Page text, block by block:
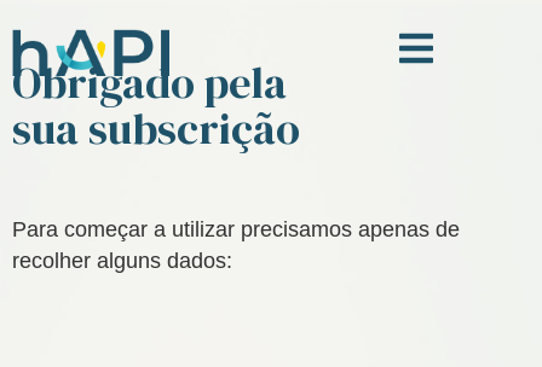
Obrigado pela
sua subscrição
Para começar a utilizar precisamos apenas de
recolher alguns dados: